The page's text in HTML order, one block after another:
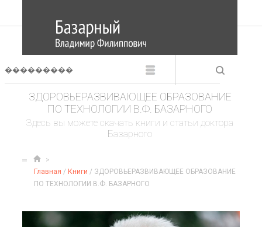
ЗДОРОВЬЕРАЗВИВАЮЩЕЕ ОБРАЗОВАНИЕ
ПО ТЕХНОЛОГИИ В.Ф. БАЗАРНОГО
Здесь вы можете скачать книги и статьи доктора
Базарного
Главная / Книги / ЗДОРОВЬЕРАЗВИВАЮЩЕЕ ОБРАЗОВАНИЕ
ПО ТЕХНОЛОГИИ В.Ф. БАЗАРНОГО